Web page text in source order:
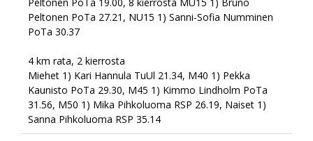
Peltonen PoTa 27.21, NU15 1) Sanni-Sofia Numminen
PoTa 30.37
4 km rata, 2 kierrosta
Miehet 1) Kari Hannula TuUl 21.34, M40 1) Pekka
Kaunisto PoTa 29.30, M45 1) Kimmo Lindholm PoTa
31.56, M50 1) Mika Pihkoluoma RSP 26.19, Naiset 1)
Sanna Pihkoluoma RSP 35.14